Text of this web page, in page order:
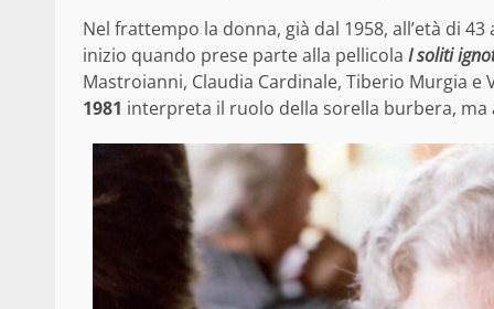
Nel frattempo la donna, già dal 1958, all’età di
inizio quando prese parte alla pellicola I soliti
Mastroianni, Claudia Cardinale, Tiberio Murgia
1981 interpreta il ruolo della sorella burbera,